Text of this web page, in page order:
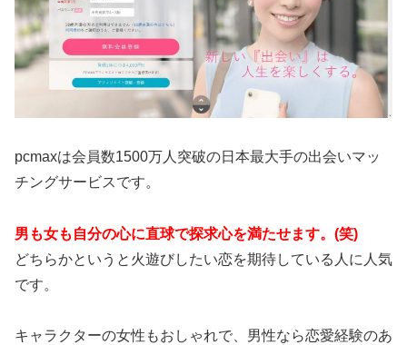
pcmaxは会員数1500万人突破の日本最大手の出会いマッ
チングサービスです。
男も女も自分の心に直球で探求心を満たせます。(笑)
どちらかというと火遊びしたい恋を期待している人に人気
です。
キャラクターの女性もおしゃれで、男性なら恋愛経験のあ